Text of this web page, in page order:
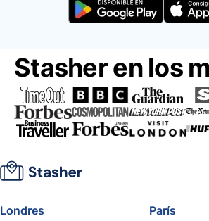
Stasher en los
Londres
París